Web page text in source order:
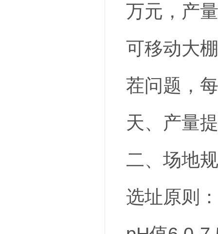
万元，产
可移动大
茬问题，
天、产量
二、场地
选址原则